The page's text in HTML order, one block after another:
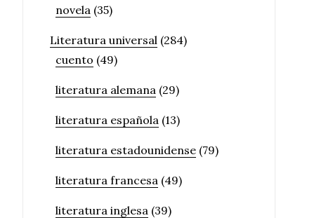
novela (35)
Literatura universal (284)
cuento (49)
literatura alemana (29)
literatura española (13)
literatura estadounidense (79)
literatura francesa (49)
literatura inglesa (39)